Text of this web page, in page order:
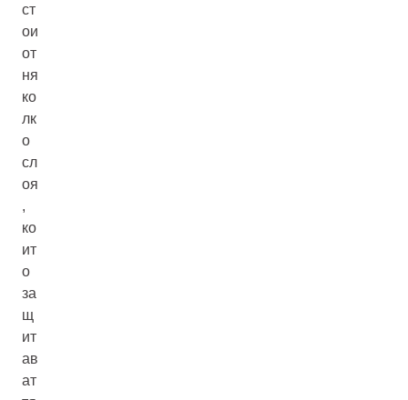
ст
ои
от
ня
ко
лк
о
сл
оя
,
ко
ит
о
за
щ
ит
ав
ат